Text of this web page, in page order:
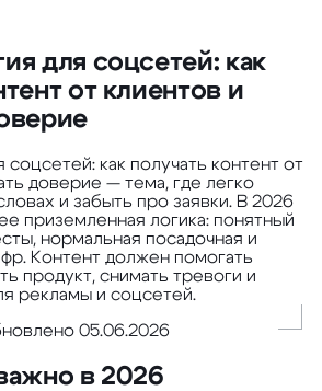
для соцсетей: как
от клиентов и
соцсетей: как получать контент от
доверие — тема, где легко
и забыть про заявки. В 2026
приземленная логика: понятный
нормальная посадочная и
Контент должен помогать
продукт, снимать тревоги и
рекламы и соцсетей.
05.06.2026
в 2026